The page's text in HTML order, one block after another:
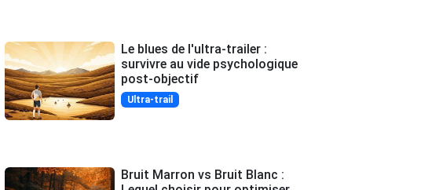
Le blues de l'ultra-trailer :
survivre au vide psychologique
post-objectif
Ultra-trail
Bruit Marron vs Bruit Blanc :